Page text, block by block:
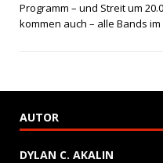
o
d
llProgramm – und Streit um
kommen auch – alle Bands
AUTOR
DYLAN C. AKALIN